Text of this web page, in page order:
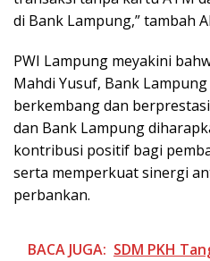
di Bank Lampung,” tambah
PWI Lampung meyakini
Mahdi Yusuf, Bank
berkembang dan
dan Bank Lampung
kontribusi positif bagi
serta memperkuat sinergi
perbankan.
BACA JUGA: SDM PKH